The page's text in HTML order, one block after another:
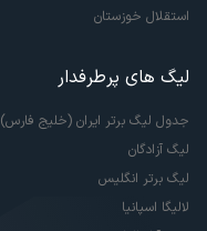
استقلال خوزستان
لیگ های پرطرفدار
جدول لیگ برتر ایران (خلیج فارس)
لیگ آزادگان
لیگ برتر انگلیس
لالیگا اسپانیا